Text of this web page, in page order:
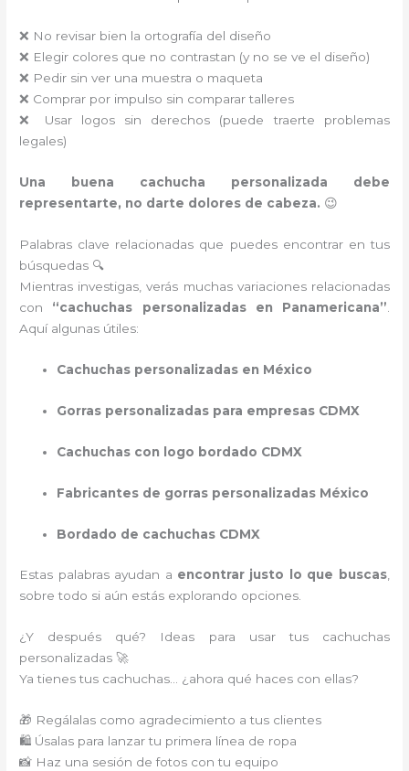
❌ No revisar bien la ortografía del diseño
❌ Elegir colores que no contrastan (y no se ve el diseño)
❌ Pedir sin ver una muestra o maqueta
❌ Comprar por impulso sin comparar talleres
❌ Usar logos sin derechos (puede traerte problemas
legales)
Una buena cachucha personalizada debe
representarte, no darte dolores de cabeza. 😉
Palabras clave relacionadas que puedes encontrar en tus
búsquedas 🔍
Mientras investigas, verás muchas variaciones relacionadas
con “cachuchas personalizadas en Panamericana”
Aquí algunas útiles:
Cachuchas personalizadas en México
Gorras personalizadas para empresas CDMX
Cachuchas con logo bordado CDMX
Fabricantes de gorras personalizadas México
Bordado de cachuchas CDMX
Estas palabras ayudan a encontrar justo lo que buscas,
sobre todo si aún estás explorando opciones.
¿Y después qué? Ideas para usar tus cachuchas
personalizadas 🚀
Ya tienes tus cachuchas… ¿ahora qué haces con ellas?
🎁 Regálalas como agradecimiento a tus clientes
🛍️ Úsalas para lanzar tu primera línea de ropa
📸 Haz una sesión de fotos con tu equipo